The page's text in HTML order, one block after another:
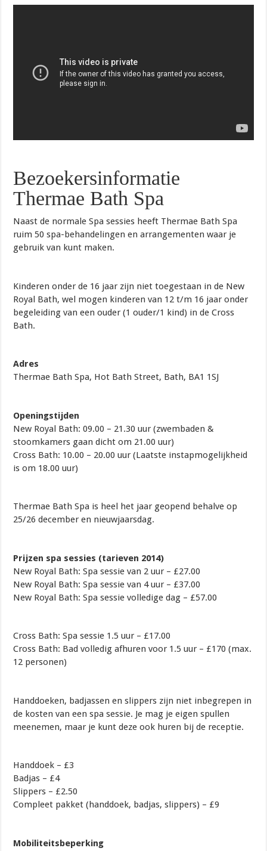
Bezoekersinformatie
Thermae Bath Spa
Naast de normale Spa sessies heeft Thermae Bath Spa
ruim 50 spa-behandelingen en arrangementen waar je
gebruik van kunt maken.
Kinderen onder de 16 jaar zijn niet toegestaan in de New
Royal Bath, wel mogen kinderen van 12 t/m 16 jaar onder
begeleiding van een ouder (1 ouder/1 kind) in de Cross
Bath.
Adres
Thermae Bath Spa, Hot Bath Street, Bath, BA1 1SJ
Openingstijden
New Royal Bath: 09.00 – 21.30 uur (zwembaden &
stoomkamers gaan dicht om 21.00 uur)
Cross Bath: 10.00 – 20.00 uur (Laatste instapmogelijkheid
is om 18.00 uur)
Thermae Bath Spa is heel het jaar geopend behalve op
25/26 december en nieuwjaarsdag.
Prijzen spa sessies (tarieven 2014)
New Royal Bath: Spa sessie van 2 uur – £27.00
New Royal Bath: Spa sessie van 4 uur – £37.00
New Royal Bath: Spa sessie volledige dag – £57.00
Cross Bath: Spa sessie 1.5 uur – £17.00
Cross Bath: Bad volledig afhuren voor 1.5 uur – £170 (max.
12 personen)
Handdoeken, badjassen en slippers zijn niet inbegrepen in
de kosten van een spa sessie. Je mag je eigen spullen
meenemen, maar je kunt deze ook huren bij de receptie.
Handdoek – £3
Badjas – £4
Slippers – £2.50
Compleet pakket (handdoek, badjas, slippers) – £9
Mobiliteitsbeperking